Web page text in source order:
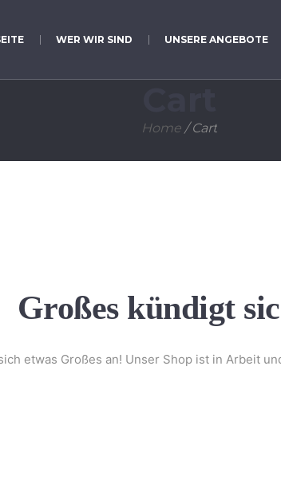
WER WIR SIND UNSERE ANGEBOTE
Home /Cart
Großes kündigt
etwas Großes an! Unser Shop ist in Arbeit